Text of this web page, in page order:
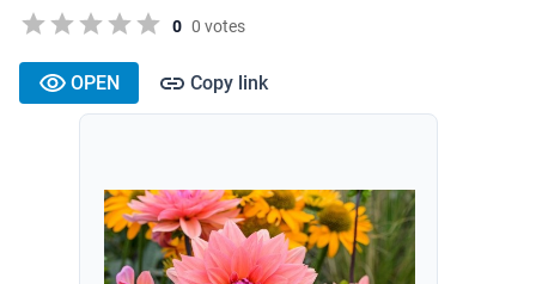
0 0 votes
OPEN Copy link